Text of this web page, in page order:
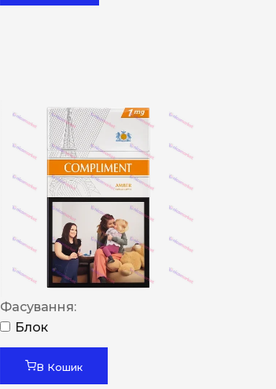
Фасування:
Блок
В Кошик